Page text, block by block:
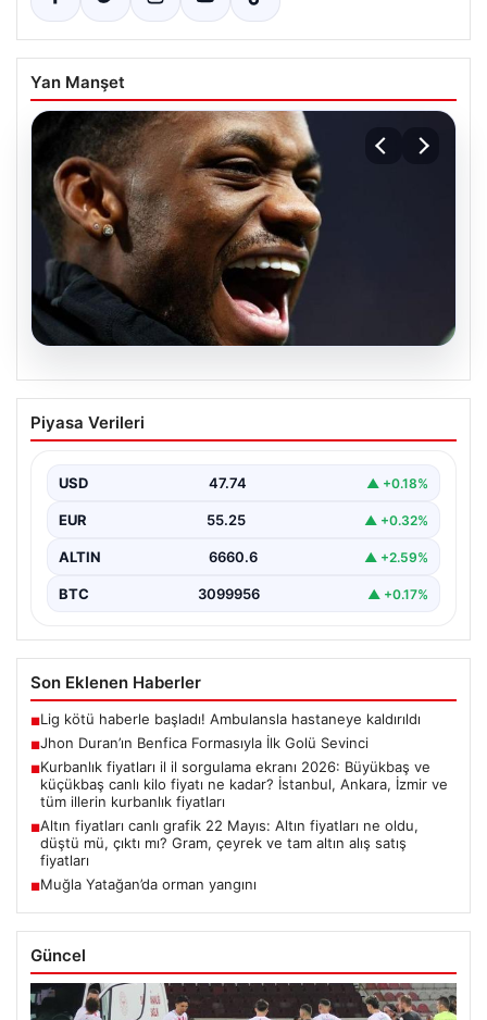
Yan Manşet
07.08.2026
Jhon Duran’ın Benfica Formasıyla İlk
Golü Sevinci
maçında adeta parladı ve taraftarların kalbini…
Piyasa Verileri
USD 47.74 ▲ +0.18%
EUR 55.25 ▲ +0.32%
ALTIN 6660.6 ▲ +2.59%
BTC 3099956 ▲ +0.17%
Son Eklenen Haberler
■Lig kötü haberle başladı! Ambulansla hastaneye kaldırıldı
■Jhon Duran’ın Benfica Formasıyla İlk Golü Sevinci
■Kurbanlık fiyatları il il sorgulama ekranı 2026: Büyükbaş ve
küçükbaş canlı kilo fiyatı ne kadar? İstanbul, Ankara, İzmir ve
tüm illerin kurbanlık fiyatları
■Altın fiyatları canlı grafik 22 Mayıs: Altın fiyatları ne oldu,
düştü mü, çıktı mı? Gram, çeyrek ve tam altın alış satış
fiyatları
■Muğla Yatağan’da orman yangını
Güncel